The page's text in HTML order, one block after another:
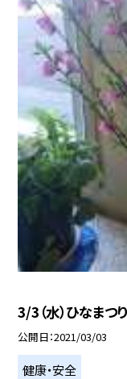
3/3（水）ひなまつり
公開日 2021/03/03
健康・安全